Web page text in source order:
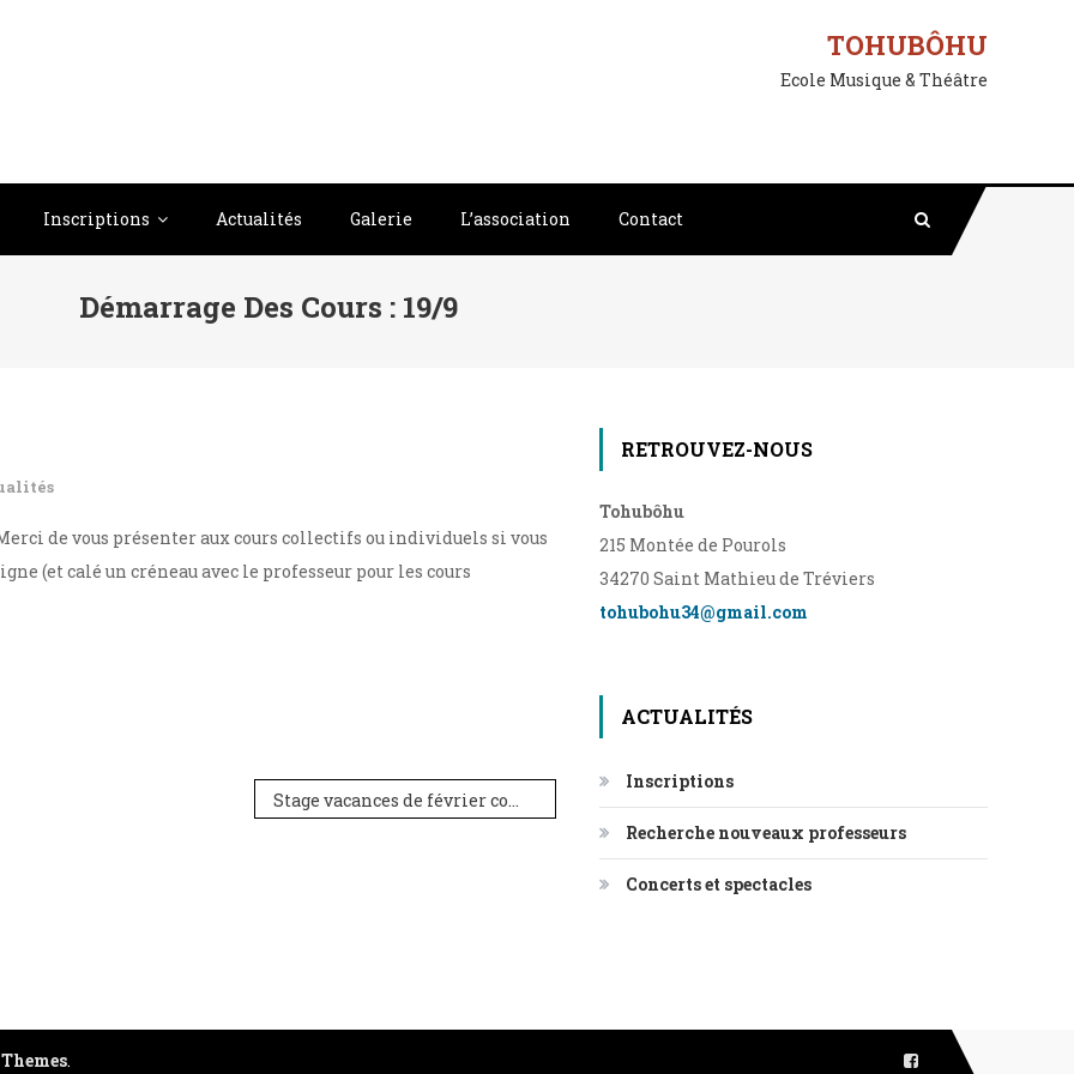
TOHUBÔHU
Ecole Musique & Théâtre
Inscriptions Actualités Galerie L’association Contact
Démarrage Des Cours : 19/9
de vous présenter aux cours collectifs ou individuels si vous
(et calé un créneau avec le professeur pour les cours
Stage vacances de février complet
RETROUVEZ-NOUS
Tohubôhu
215 Montée de Pourols
34270 Saint Mathieu de Tréviers
tohubohu34@gmail.com
ACTUALITÉS
Inscriptions
Recherche nouveaux professeurs
Concerts et spectacles
.